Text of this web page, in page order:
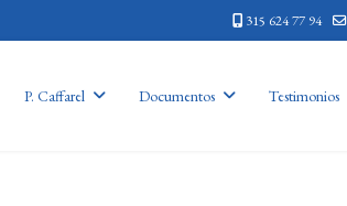
315 624 77 94
P. Caffarel Documentos Testimonios